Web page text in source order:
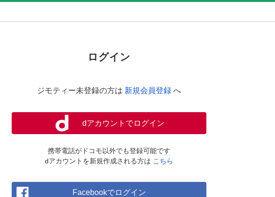
ログイン
ジモティー未登録の方は 新規会員登録 へ
dアカウントでログイン
携帯電話がドコモ以外でも登録可能です
dアカウントを新規作成される方は こちら
Facebookでログイン